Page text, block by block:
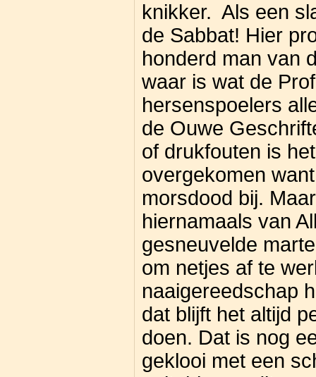
knikker. Als een
de Sabbat! Hier
honderd man van
waar is wat de
hersenspoelers
de Ouwe
of drukfouten is
overgekomen
morsdood bij.
hiernamaals van
gesneuvelde
om netjes af te
naaigereedschap
dat blijft het altijd
doen. Dat is nog
geklooi met een